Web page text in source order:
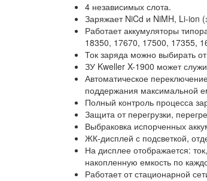
4 независимых слота.
Заряжает NiCd и NiMH, Li-
Работает аккумуляторы
18350, 17670, 17500, 17355,
Ток заряда можно выбирать
ЗУ Kweller X-1900 может
Автоматическое
поддержания максимальной
Полный контроль процесса
Защита от перегрузки,
Выбраковка испорченных
ЖК-дисплей с подсветкой,
На дисплее отображается:
накопленную емкость по
Работает от стационарной